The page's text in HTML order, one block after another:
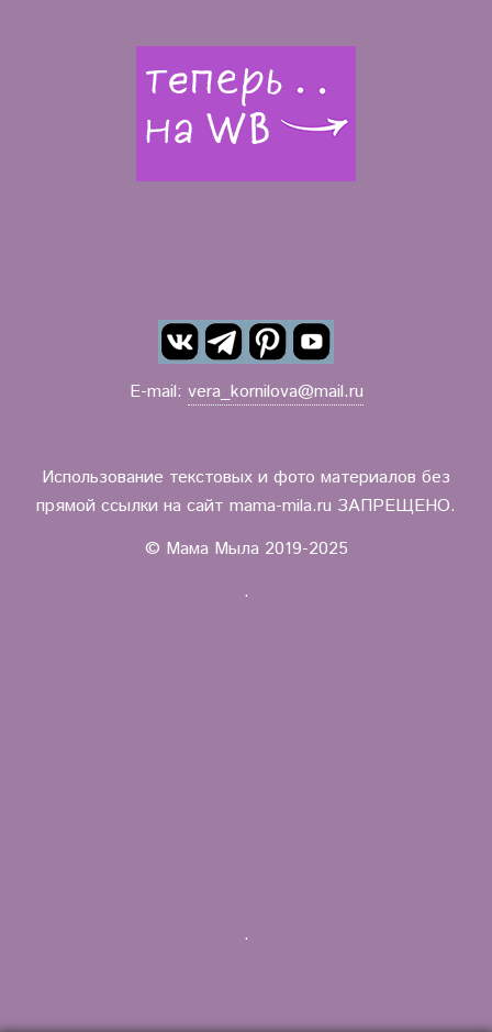
E-mail: vera_kornilova@mail.ru
Использование текстовых и фото материалов без
прямой ссылки на сайт mama-mila.ru ЗАПРЕЩЕНО.
© Мама Мыла 2019-2025
.
.